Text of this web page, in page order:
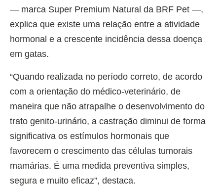
— marca Super Premium Natural da BRF Pet —,
explica que existe uma relação entre a atividade
hormonal e a crescente incidência dessa doença
em gatas.
“Quando realizada no período correto, de acordo
com a orientação do médico-veterinário, de
maneira que não atrapalhe o desenvolvimento do
trato genito-urinário, a castração diminui de forma
significativa os estímulos hormonais que
favorecem o crescimento das células tumorais
mamárias. É uma medida preventiva simples,
segura e muito eficaz”, destaca.